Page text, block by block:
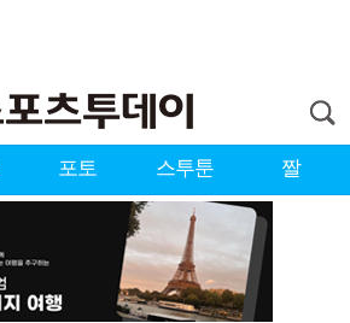
포토 스투툰 짤